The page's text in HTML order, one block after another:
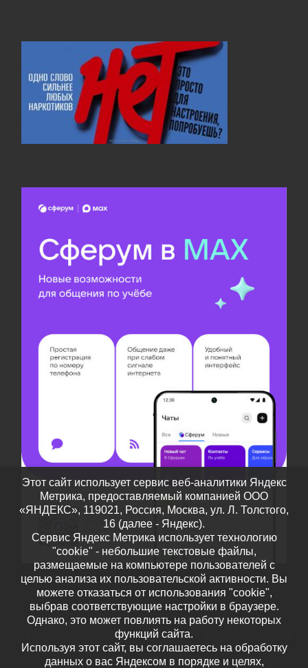
Дополнительное образование детей Тамбовской
области– Все права защищены
Этот сайт использует сервис веб-аналитики Яндекс
Метрика, предоставляемый компанией ООО
«ЯНДЕКС», 119021, Россия, Москва, ул. Л. Толстого,
16 (далее - Яндекс).
Сервис Яндекс Метрика использует технологию
"cookie" - небольшие текстовые файлы,
размещаемые на компьютере пользователей с
целью анализа их пользовательской активности. Вы
можете отказаться от использования "cookie",
выбрав соответствующие настройки в браузере.
Однако, это может повлиять на работу некоторых
функций сайта.
Используя этот сайт, вы соглашаетесь на обработку
данных о вас Яндексом в порядке и целях,